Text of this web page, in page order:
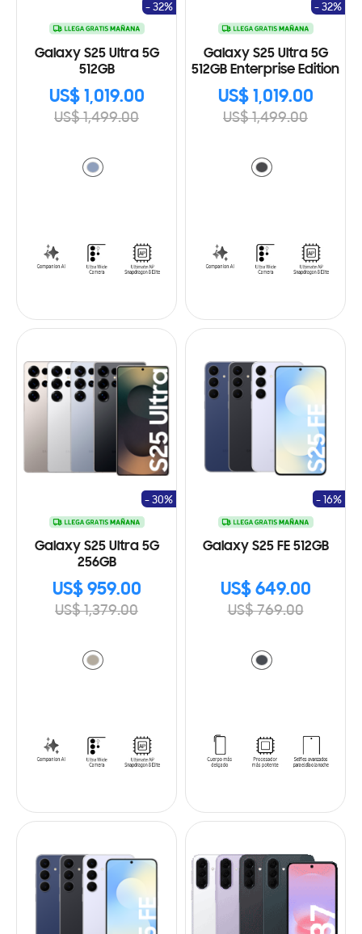
Galaxy S25 Ultra 5G
512GB
US$ 1,019.00
US$ 1,499.00
- 32%
Galaxy S25 Ultra 5G
512GB Enterprise Edition
US$ 1,019.00
US$ 1,499.00
- 32%
Galaxy S25 Ultra 5G
256GB
US$ 959.00
US$ 1,379.00
- 30%
Galaxy S25 FE 512GB
US$ 649.00
US$ 769.00
- 16%